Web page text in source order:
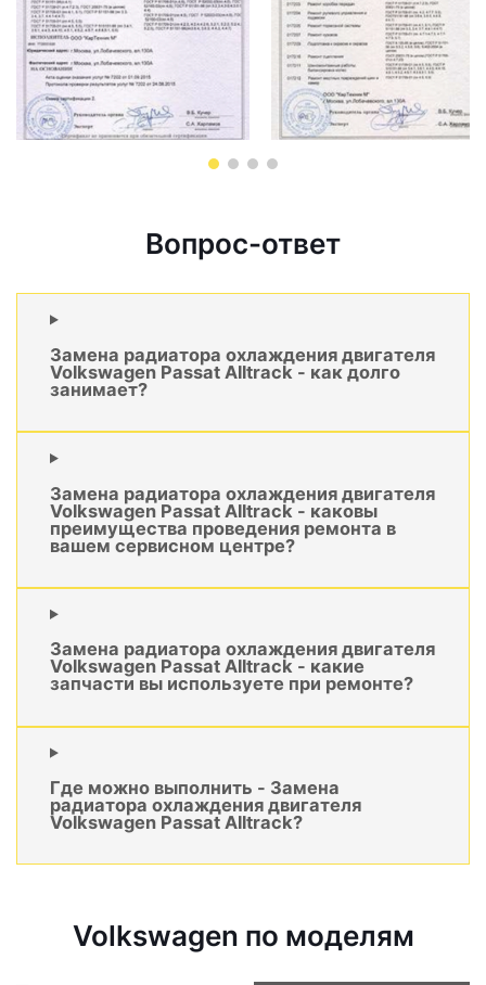
Вопрос-ответ
Замена радиатора охлаждения двигателя
Volkswagen Passat Alltrack - как долго
занимает?
Замена радиатора охлаждения двигателя
Volkswagen Passat Alltrack - каковы
преимущества проведения ремонта в
вашем сервисном центре?
Замена радиатора охлаждения двигателя
Volkswagen Passat Alltrack - какие
запчасти вы используете при ремонте?
Где можно выполнить - Замена
радиатора охлаждения двигателя
Volkswagen Passat Alltrack?
Volkswagen по моделям